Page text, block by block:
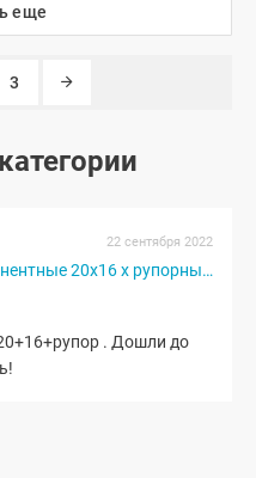
еще
3
22 сентября 2022
Подиумы (3-х компонентные 20x16 x рупорный твитер)...
. Дошли до